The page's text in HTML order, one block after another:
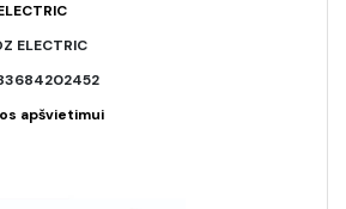
ELECTRIC
apšvietimui